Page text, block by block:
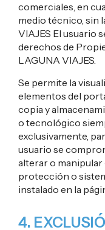
comerciales, en
medio técnico, sin
VIAJES El usuario
derechos de
LAGUNA VIAJES.
Se permite la
elementos del
copia y
o tecnológico
exclusivamente,
usuario se
alterar o
protección o
instalado en la
4.